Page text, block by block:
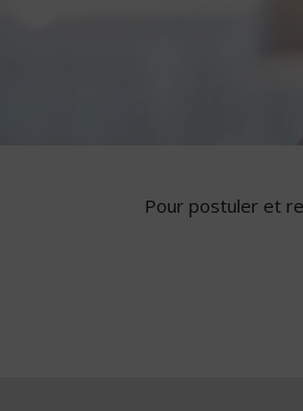
Pour postuler et